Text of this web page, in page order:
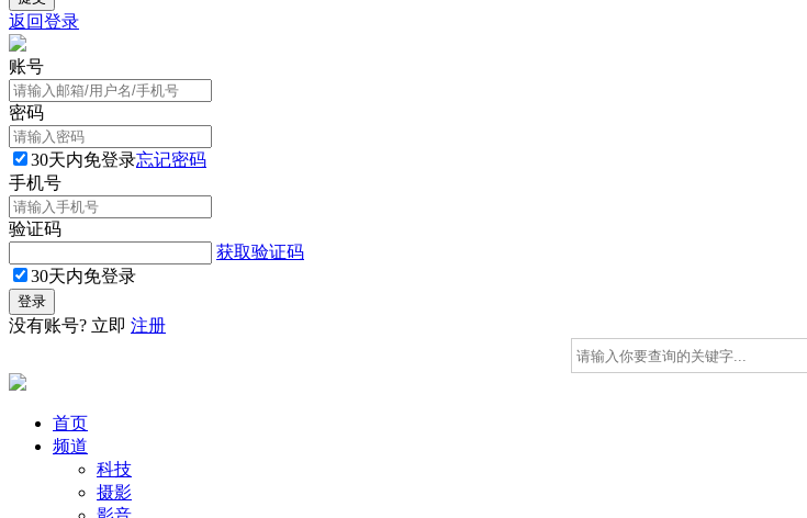
返回登录
账号
密码
30天内免登录忘记密码
手机号
验证码
获取验证码
30天内免登录
没有账号? 立即 注册
首页
频道
科技
摄影